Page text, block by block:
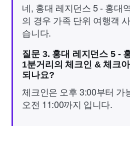
네, 홍대 레지던스 5 - 홍대
의 경우 가족 단위 여행객
습니다.
질문 3. 홍대 레지던스 5 -
1분거리의 체크인 & 체크
되나요?
체크인은 오후 3:00부터 가
오전 11:00까지 입니다.